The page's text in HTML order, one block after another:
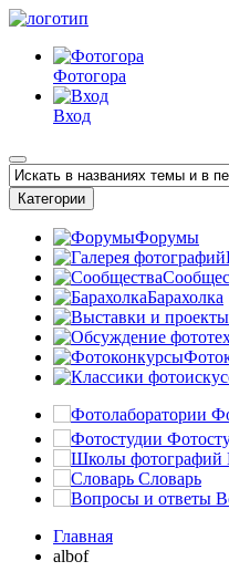
Фотогора
Вход
Категории
Форумы
Барахолка
Словарь
Главная
albof